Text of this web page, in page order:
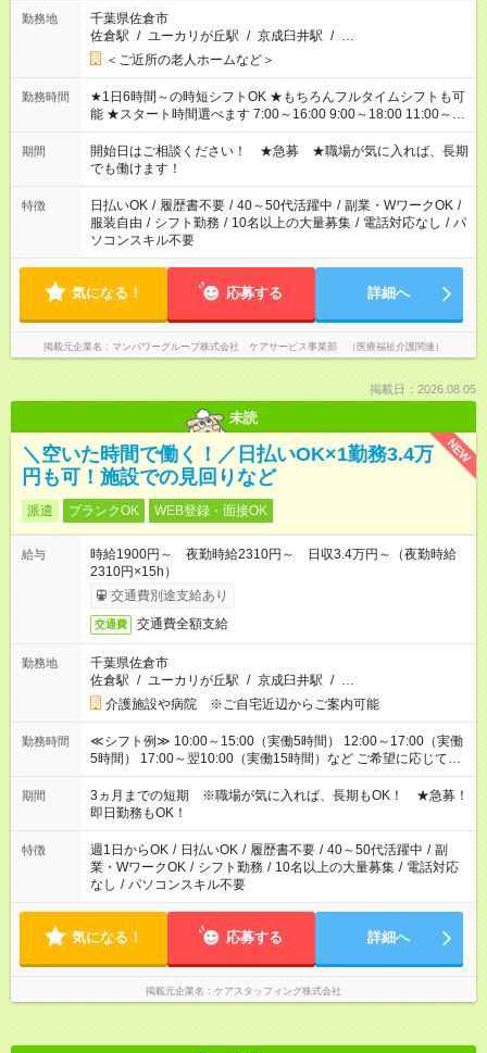
勤務地
千葉県佐倉市
佐倉駅 / ユーカリが丘駅 / 京成臼井駅 / …
＜ご近所の老人ホームなど＞
勤務時間
★1日6時間～の時短シフトOK ★もちろんフルタイムシフトも可
能 ★スタート時間選べます 7:00～16:00 9:00～18:00 11:00～
20:00 など 残業なし！ ※Wワークの場合、他のお仕事と合わせ
週40時間超の就業はご案内できません ※法令に基づき、週20時
間以上勤務は社会保険への加入対象となります ※労働者派遣法
（日雇い派遣の原則禁止）により、短時間・短期間の就業はご
案内が難しい場合があります
期間
開始日はご相談ください！ ★急募 ★職場が気に入れば、長期
でも働けます！
特徴 日払いOK / 履歴書不要 / 40～50代活躍中 / 副業・WワークOK /
服装自由 / シフト勤務 / 10名以上の大量募集 / 電話対応なし / パ
ソコンスキル不要
気になる！ 応募する 詳細へ
掲載元企業名 マンパワーグループ株式会社 ケアサービス事業部 （医療福祉介護関連）
掲載日：2026.08.05
未読
NEW
＼空いた時間で働く！／日払いOK×1勤務3.4万
円も可！施設での見回りなど
派遣 ブランクOK WEB登録・面接OK
給与
時給1900円～ 夜勤時給2310円～ 日収3.4万円～（夜勤時給
2310円×15h）
交通費別途支給あり
交通費 交通費全額支給
勤務地
千葉県佐倉市
佐倉駅 / ユーカリが丘駅 / 京成臼井駅 / …
介護施設や病院 ※ご自宅近辺からご案内可能
勤務時間
≪シフト例≫ 10:00～15:00（実働5時間） 12:00～17:00（実働
5時間） 17:00～翌10:00（実働15時間）など ご希望に応じて、
働く時間は調整できます！ お気軽に担当へ相談ください！
期間
3ヵ月までの短期 ※職場が気に入れば、長期もOK！ ★急募！
即日勤務もOK！
特徴 週1日からOK / 日払いOK / 履歴書不要 / 40～50代活躍中 / 副
業・WワークOK / シフト勤務 / 10名以上の大量募集 / 電話対応
なし / パソコンスキル不要
気になる！ 応募する 詳細へ
掲載元企業名 ケアスタッフィング株式会社